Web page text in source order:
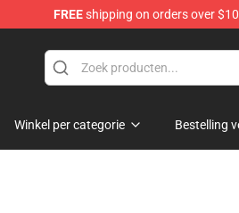
FREEshipping on orders over
Winkel per categorie Bestelling